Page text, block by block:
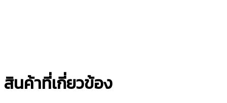
สินค้าที่เกี่ยวข้อง